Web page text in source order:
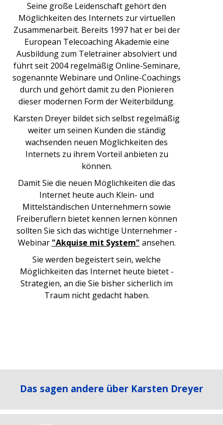
Seine große Leidenschaft gehört den
Möglichkeiten des Internets zur virtuellen
Zusammenarbeit. Bereits 1997 hat er bei der
European Telecoaching Akademie eine
Ausbildung zum Teletrainer absolviert und
führt seit 2004 regelmäßig Online-Seminare,
sogenannte Webinare und Online-Coachings
durch und gehört damit zu den Pionieren
dieser modernen Form der Weiterbildung.
Karsten Dreyer bildet sich selbst regelmäßig
weiter um seinen Kunden die ständig
wachsenden neuen Möglichkeiten des
Internets zu ihrem Vorteil anbieten zu
können.
Damit Sie die neuen Möglichkeiten die das
Internet heute auch Klein- und
Mittelständischen Unternehmern sowie
Freiberuflern bietet kennen lernen können
sollten Sie sich das wichtige Unternehmer -
Webinar "Akquise mit System" ansehen.
Sie werden begeistert sein, welche
Möglichkeiten das Internet heute bietet -
Strategien, an die Sie bisher sicherlich im
Traum nicht gedacht haben.
Das sagen andere über Karsten Dreyer